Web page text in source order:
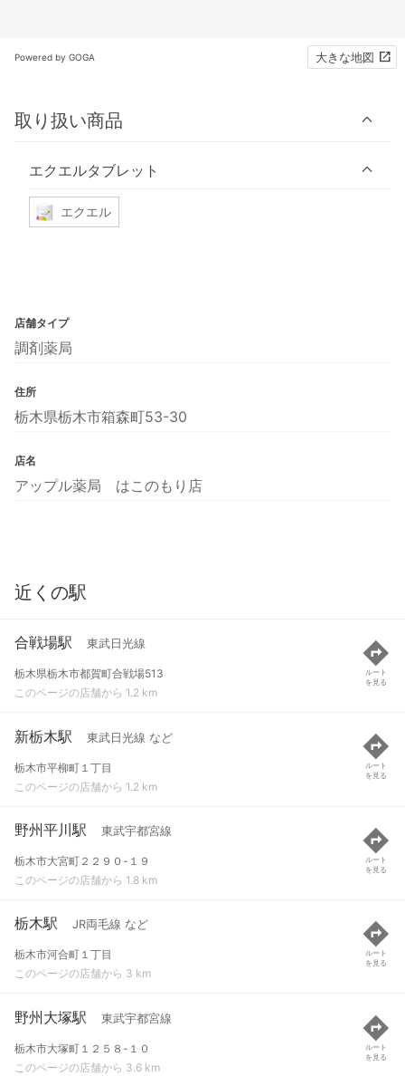
Powered by GOGA 大きな地図
取り扱い商品
エクエルタブレット
エクエル
店舗タイプ
調剤薬局
住所
栃木県栃木市箱森町53-30
店名
アップル薬局 はこのもり店
近くの駅
合戦場駅 東武日光線
栃木県栃木市都賀町合戦場513
このページの店舗から 1.2 km
ルート
を見る
新栃木駅 東武日光線 など
栃木市平柳町１丁目
このページの店舗から 1.2 km
ルート
を見る
野州平川駅 東武宇都宮線
栃木市大宮町２２９０-１９
このページの店舗から 1.8 km
ルート
を見る
栃木駅 JR両毛線 など
栃木市河合町１丁目
このページの店舗から 3 km
ルート
を見る
野州大塚駅 東武宇都宮線
栃木市大塚町１２５８-１０
このページの店舗から 3.6 km
ルート
を見る